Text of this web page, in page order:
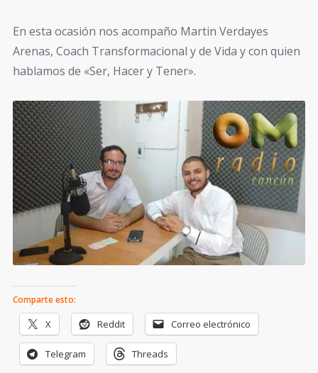
En esta ocasión nos acompaño Martin Verdayes
Arenas, Coach Transformacional y de Vida y con quien
hablamos de «Ser, Hacer y Tener».
Comparte esto:
X Reddit Correo electrónico
Telegram Threads